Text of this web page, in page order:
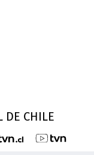
DE CHILE